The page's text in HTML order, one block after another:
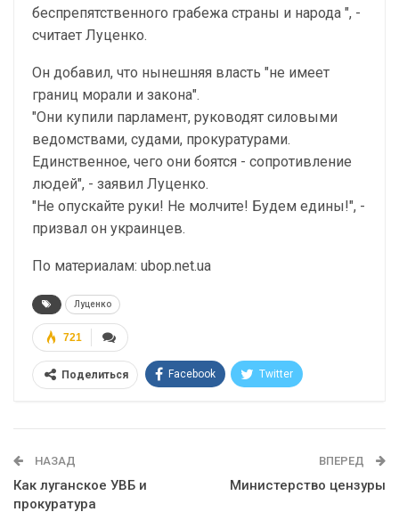
беспрепятственного грабежа страны и народа ", -
считает Луценко.
Он добавил, что нынешняя власть "не имеет
границ морали и закона".
"Они купили парламент, руководят силовыми
ведомствами, судами, прокуратурами.
Единственное, чего они боятся - сопротивление
людей", - заявил Луценко.
"Не опускайте руки! Не молчите! Будем едины!", -
призвал он украинцев.
По материалам: ubop.net.ua
Луценко
721
Поделиться Facebook Twitter
НАЗАД
Как луганское УВБ и
прокуратура
ВПЕРЕД
Министерство цензуры